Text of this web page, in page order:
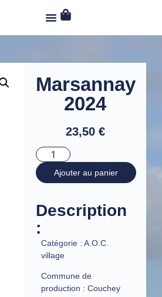
Marsannay
2024
23,50 €
Ajouter au panier
Description
:
Catégorie : A.O.C.
village
Commune de
production : Couchey